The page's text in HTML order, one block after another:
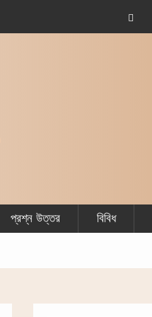
প্রশ্ন উত্তর বিবিধ